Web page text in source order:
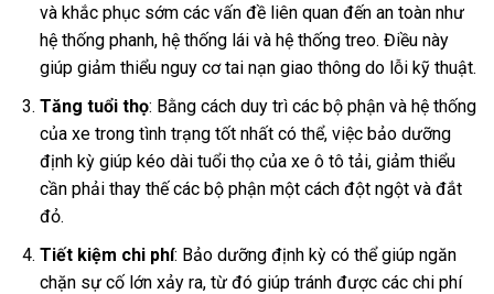
và khắc phục sớm các vấn đề liên quan đến an toàn như
hệ thống phanh, hệ thống lái và hệ thống treo. Điều này
giúp giảm thiểu nguy cơ tai nạn giao thông do lỗi kỹ thuật.
Tăng tuổi thọ: Bằng cách duy trì các bộ phận và hệ thống
của xe trong tình trạng tốt nhất có thể, việc bảo dưỡng
định kỳ giúp kéo dài tuổi thọ của xe ô tô tải, giảm thiểu
cần phải thay thế các bộ phận một cách đột ngột và đắt
đỏ.
Tiết kiệm chi phí: Bảo dưỡng định kỳ có thể giúp ngăn
chặn sự cố lớn xảy ra, từ đó giúp tránh được các chi phí